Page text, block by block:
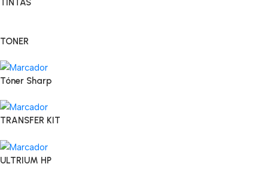
TINTAS
TONER
Tóner Sharp
TRANSFER KIT
ULTRIUM HP